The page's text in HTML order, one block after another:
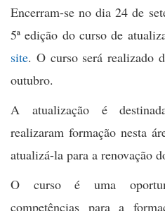
Encerram-se no dia 24 de
5ª edição do curso de
site. O curso será realizado
outubro.
A atualização é
realizaram formação nesta
atualizá-la para a renovação
O curso é uma
competências para a